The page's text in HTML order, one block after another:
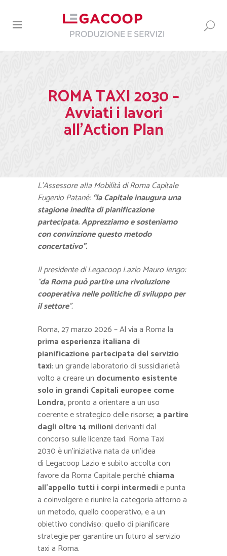
ROMA TAXI 2030 –
Avviati i lavori
all’Action Plan
L’Assessore alla Mobilità di Roma Capitale
Eugenio Patané:“la Capitale inaugura una
stagione inedita di pianificazione
partecipata. Apprezziamo e sosteniamo
con convinzione questo metodo
concertativo”.
Il presidente di Legacoop Lazio Mauro Iengo:
“da Roma può partire una rivoluzione
cooperativa nelle politiche di sviluppo per
il settore”.
Roma, 27 marzo 2026 – Al via a Roma la
prima esperienza italiana di
pianificazione partecipata del servizio
taxi: un grande laboratorio di sussidiarietà
volto a creare un documento esistente
solo in grandi Capitali europee come
Londra,pronto a orientare a un uso
coerente e strategico delle risorse; a partire
dagli oltre 14 milioniderivanti dal
concorso sulle licenze taxi. Roma Taxi
2030è un’iniziativa nata da un’idea
di Legacoop Lazioesubito accolta con
favore da Roma Capitaleperchéchiama
all’appello tutti i corpi intermedie punta
a coinvolgere e riunire la categoria attorno a
un metodo, quello cooperativo, e a un
obiettivo condiviso: quello di pianificare
strategie per garantire un futuro al servizio
taxi a Roma.